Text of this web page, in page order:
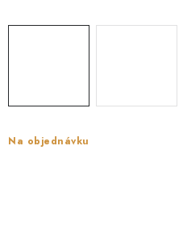
OBCHODNÍ PODMÍNKY
REFERENCE
VELKOOBCHOD
Na objednávku